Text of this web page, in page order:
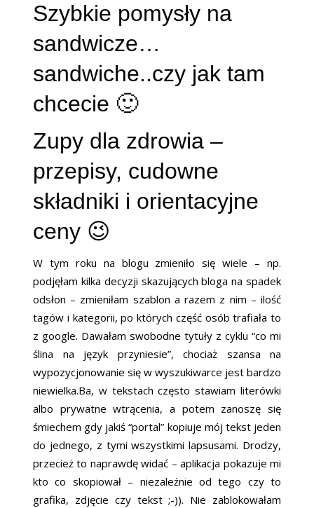
Szybkie pomysły na
sandwicze…
sandwiche..czy jak tam
chcecie 🙂
Zupy dla zdrowia –
przepisy, cudowne
składniki i orientacyjne
ceny 😉
W tym roku na blogu zmieniło się wiele – np.
podjęłam kilka decyzji skazujących bloga na spadek
odsłon – zmieniłam szablon a razem z nim – ilość
tagów i kategorii, po których część osób trafiała to
z google. Dawałam swobodne tytuły z cyklu “co mi
ślina na język przyniesie”, chociaż szansa na
wypozycjonowanie się w wyszukiwarce jest bardzo
niewielka.Ba, w tekstach często stawiam literówki
albo prywatne wtrącenia, a potem zanoszę się
śmiechem gdy jakiś “portal” kopiuje mój tekst jeden
do jednego, z tymi wszystkimi lapsusami. Drodzy,
przecież to naprawdę widać – aplikacja pokazuje mi
kto co skopiował – niezależnie od tego czy to
grafika, zdjęcie czy tekst ;-)). Nie zablokowałam